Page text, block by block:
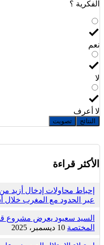
الفكرية ؟
نعم
لا
لا أعرف
النتائج تصويت
الأكثر قراءة
عبر الحدود مع المغرب خلال
السيد سعيود يعرض مشروع
المختصة 10 ديسمبر، 2025